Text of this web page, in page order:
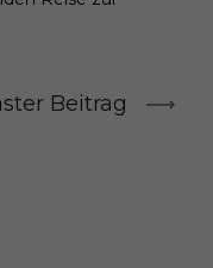
Beitrag